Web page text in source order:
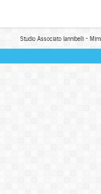
Studio Associato Iannibelli -